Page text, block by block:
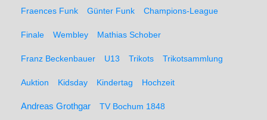
Fraences Funk Günter Funk Champions-League
Finale Wembley Mathias Schober
Franz Beckenbauer U13 Trikots Trikotsammlung
Auktion Kidsday Kindertag Hochzeit
Andreas Grothgar TV Bochum 1848